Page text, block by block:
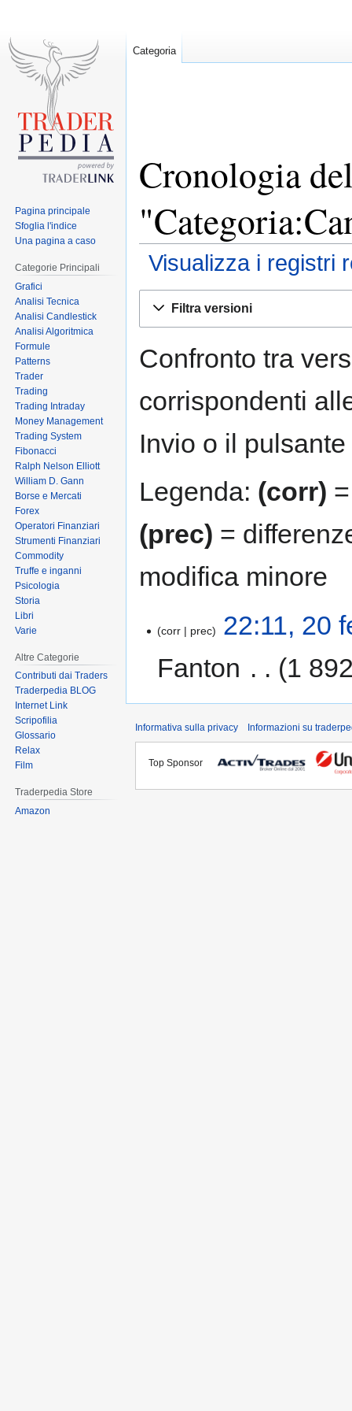
Cronologia
Visualizza i registri
Filtra versioni
Confronto tra
corrispondenti
Invio o il
Legenda: (corr)
(prec) =
modifica minore
corr prec
22:11, 20
Fanton
1
Categoria
Pagina principale
Sfoglia l'indice
Una pagina a caso
Categorie Principali
Grafici
Analisi Tecnica
Analisi Candlestick
Analisi Algoritmica
Formule
Patterns
Trader
Trading
Trading Intraday
Money Management
Trading System
Fibonacci
Ralph Nelson Elliott
William D. Gann
Borse e Mercati
Forex
Operatori Finanziari
Strumenti Finanziari
Commodity
Truffe e inganni
Psicologia
Storia
Libri
Varie
Altre Categorie
Contributi dai Traders
Traderpedia BLOG
Internet Link
Scripofilia
Glossario
Relax
Film
Traderpedia Store
Amazon
Informativa sulla privacy Informazioni su
Top Sponsor